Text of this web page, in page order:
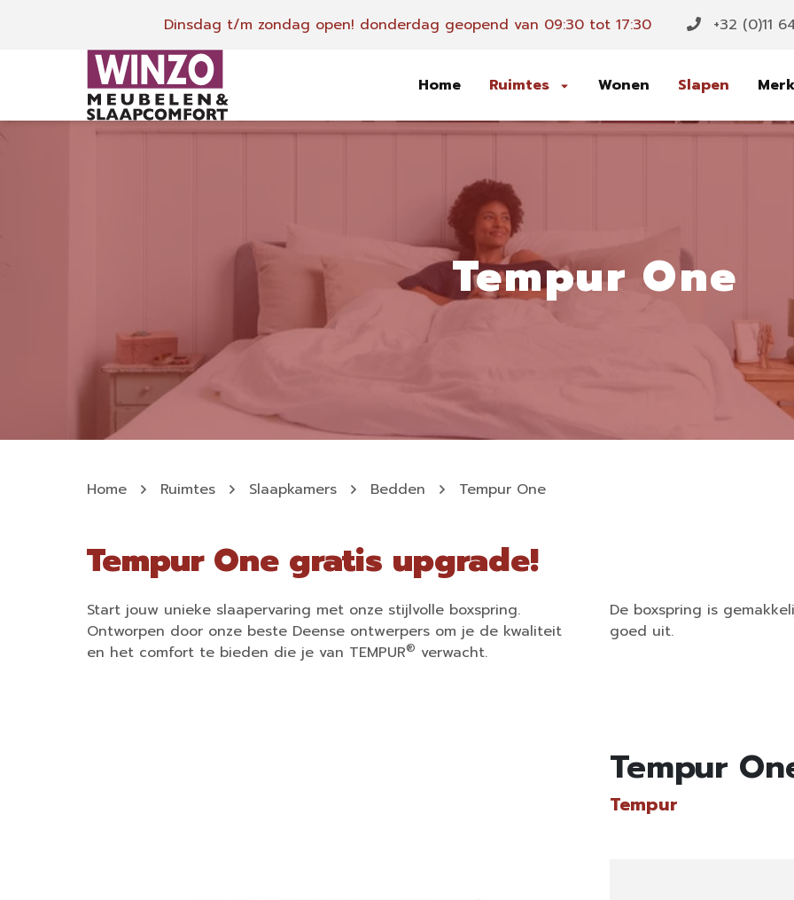
Dinsdag t/m zondag open! donderdag geopend van 09:30 tot 17:30 +32 (0)11
Home Ruimtes Wonen Slapen
Tempur One
Home Ruimtes Slaapkamers Bedden Tempur One
Tempur One gratis upgrade!
Start jouw unieke slaapervaring met onze stijlvolle boxspring.
Ontworpen door onze beste Deense ontwerpers om je de kwaliteit
en het comfort te bieden die je van TEMPUR® verwacht.
De boxspring is
goed uit.
Tempur
Tempur